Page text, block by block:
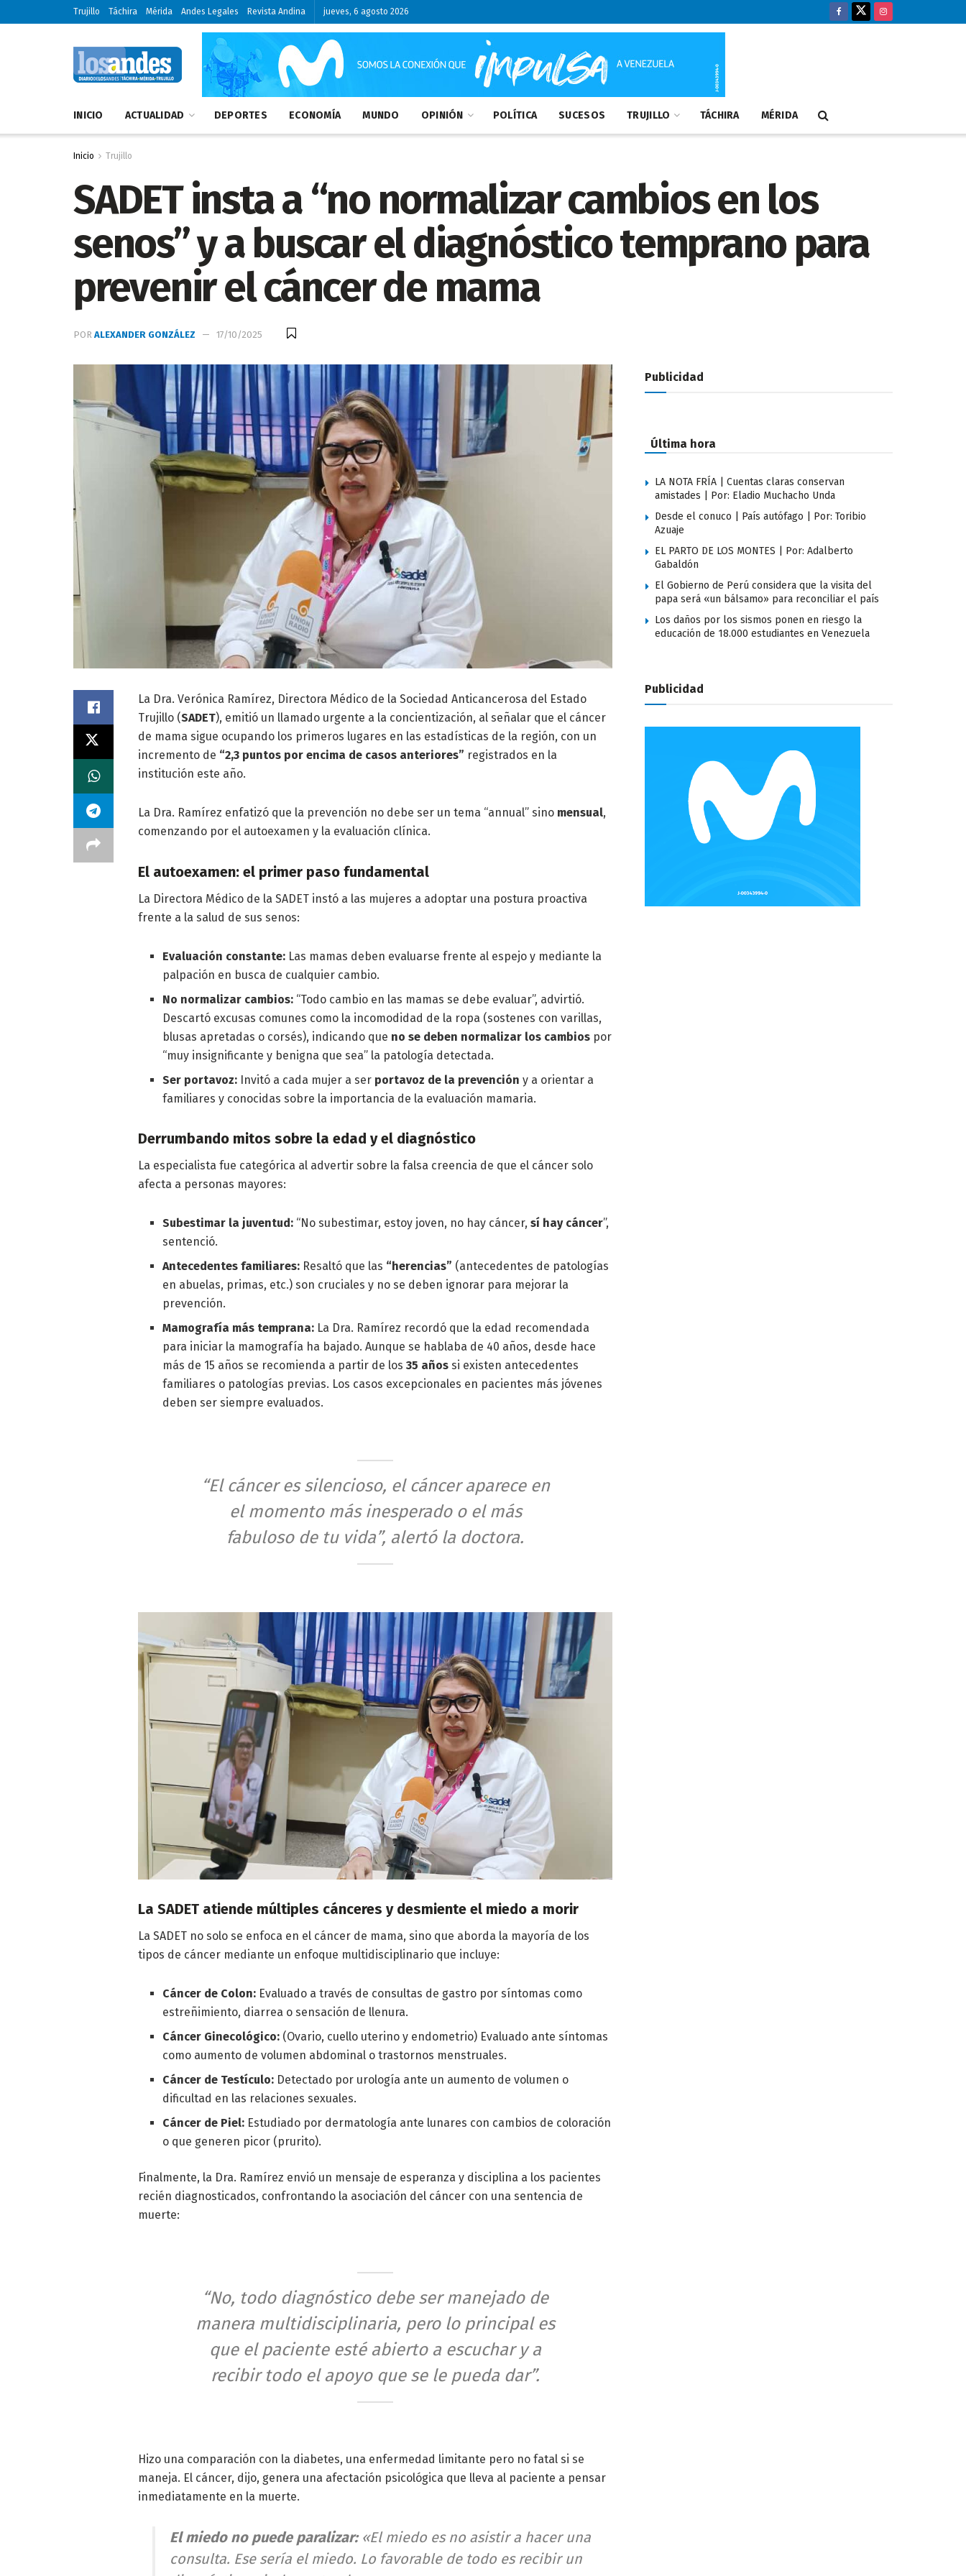
Trujillo Táchira Mérida Andes Legales Revista Andina jueves, 6 agosto 2026
INICIO ACTUALIDAD DEPORTES ECONOMÍA MUNDO OPINIÓN POLÍTICA SUCESOS TRUJILLO TÁCHIRA MÉRIDA
Inicio Trujillo
SADET insta a “no normalizar cambios en los
senos” y a buscar el diagnóstico temprano para
prevenir el cáncer de mama
POR ALEXANDER GONZÁLEZ 17/10/2025
La Dra. Verónica Ramírez, Directora Médico de la Sociedad Anticancerosa del Estado
Trujillo (SADET), emitió un llamado urgente a la concientización, al señalar que el cáncer
de mama sigue ocupando los primeros lugares en las estadísticas de la región, con un
incremento de “2,3 puntos por encima de casos anteriores” registrados en la
institución este año.
La Dra. Ramírez enfatizó que la prevención no debe ser un tema “annual” sino mensual,
comenzando por el autoexamen y la evaluación clínica.
El autoexamen: el primer paso fundamental
La Directora Médico de la SADET instó a las mujeres a adoptar una postura proactiva
frente a la salud de sus senos:
Evaluación constante: Las mamas deben evaluarse frente al espejo y mediante la
palpación en busca de cualquier cambio.
No normalizar cambios: “Todo cambio en las mamas se debe evaluar”, advirtió.
Descartó excusas comunes como la incomodidad de la ropa (sostenes con varillas,
blusas apretadas o corsés), indicando que no se deben normalizar los cambios por
“muy insignificante y benigna que sea” la patología detectada.
Ser portavoz: Invitó a cada mujer a ser portavoz de la prevención y a orientar a
familiares y conocidas sobre la importancia de la evaluación mamaria.
Derrumbando mitos sobre la edad y el diagnóstico
La especialista fue categórica al advertir sobre la falsa creencia de que el cáncer solo
afecta a personas mayores:
Subestimar la juventud: “No subestimar, estoy joven, no hay cáncer,sí hay cáncer”,
sentenció.
Antecedentes familiares: Resaltó que las “herencias” (antecedentes de patologías
en abuelas, primas, etc.) son cruciales y no se deben ignorar para mejorar la
prevención.
Mamografía más temprana: La Dra. Ramírez recordó que la edad recomendada
para iniciar la mamografía ha bajado. Aunque se hablaba de 40 años, desde hace
más de 15 años se recomienda a partir de los35 años si existen antecedentes
familiares o patologías previas. Los casos excepcionales en pacientes más jóvenes
deben ser siempre evaluados.
“El cáncer es silencioso, el cáncer aparece en
el momento más inesperado o el más
fabuloso de tu vida”, alertó la doctora.
La SADET atiende múltiples cánceres y desmiente el miedo a morir
La SADET no solo se enfoca en el cáncer de mama, sino que aborda la mayoría de los
tipos de cáncer mediante un enfoque multidisciplinario que incluye:
Cáncer de Colon: Evaluado a través de consultas de gastro por síntomas como
estreñimiento, diarrea o sensación de llenura.
Cáncer Ginecológico: (Ovario, cuello uterino y endometrio) Evaluado ante síntomas
como aumento de volumen abdominal o trastornos menstruales.
Cáncer de Testículo: Detectado por urología ante un aumento de volumen o
dificultad en las relaciones sexuales.
Cáncer de Piel: Estudiado por dermatología ante lunares con cambios de coloración
o que generen picor (prurito).
Finalmente, la Dra. Ramírez envió un mensaje de esperanza y disciplina a los pacientes
recién diagnosticados, confrontando la asociación del cáncer con una sentencia de
muerte:
“No, todo diagnóstico debe ser manejado de
manera multidisciplinaria, pero lo principal es
que el paciente esté abierto a escuchar y a
recibir todo el apoyo que se le pueda dar”.
Hizo una comparación con la diabetes, una enfermedad limitante pero no fatal si se
maneja. El cáncer, dijo, genera una afectación psicológica que lleva al paciente a pensar
inmediatamente en la muerte.
El miedo no puede paralizar:«El miedo es no asistir a hacer una
consulta. Ese sería el miedo. Lo favorable de todo es recibir un
Publicidad
Última hora
LA NOTA FRÍA | Cuentas claras conservan
amistades | Por: Eladio Muchacho Unda
Desde el conuco | País autófago | Por: Toribio
Azuaje
EL PARTO DE LOS MONTES | Por: Adalberto
Gabaldón
El Gobierno de Perú considera que la visita del
papa será «un bálsamo» para reconciliar el país
Los daños por los sismos ponen en riesgo la
educación de 18.000 estudiantes en Venezuela
Publicidad